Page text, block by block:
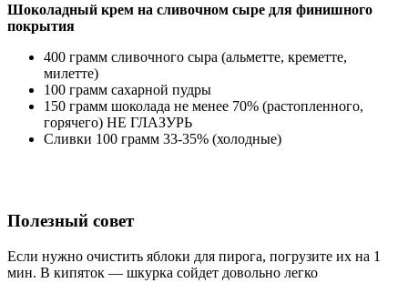
Шоколадный крем на сливочном сыре для финишного
покрытия
400 грамм сливочного сыра (альметте, креметте,
милетте)
100 грамм сахарной пудры
150 грамм шоколада не менее 70% (растопленного,
горячего) НЕ ГЛАЗУРЬ
Сливки 100 грамм 33-35% (холодные)
Полезный совет
Если нужно очистить яблоки для пирога, погрузите их на 1
мин. В кипяток — шкурка сойдет довольно легко